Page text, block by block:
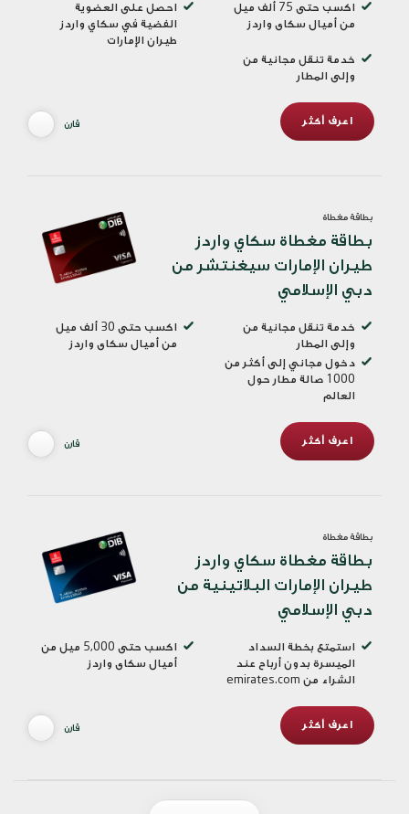
اكسب حتى 75 ألف ميل
من أميال سكاى واردز
احصل على العضوية
الفضية في سكاي واردز
طيران الإمارات
خدمة تنقل مجانية من
وإلى المطار
اعرف أكثر قارن
بطاقة مغطاة
بطاقة مغطاة سكاي واردز
طيران الإمارات سيغنتشر من
دبي الإسلامي
خدمة تنقل مجانية من
وإلى المطار
اكسب حتى 30 ألف ميل
من أميال سكاى واردز
دخول مجاني إلى أكثر من
1000 صالة مطار حول
العالم
اعرف أكثر قارن
بطاقة مغطاة
بطاقة مغطاة سكاي واردز
طيران الإمارات البلاتينية من
دبي الإسلامي
استمتع بخطة السداد
الميسرة بدون أرباح عند
الشراء من emirates.com
اكسب حتى 5,000 ميل من
أميال سكاى واردز
اعرف أكثر قارن